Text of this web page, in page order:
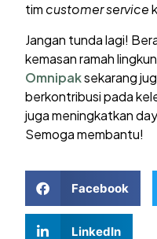
tim customer service
Jangan tunda lagi!
kemasan ramah
Omnipaksekarang
berkontribusi pada
juga meningkatkan
Semoga membantu!
Facebook
LinkedIn